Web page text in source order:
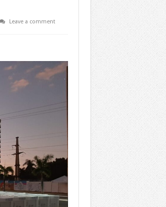
Leave a comment